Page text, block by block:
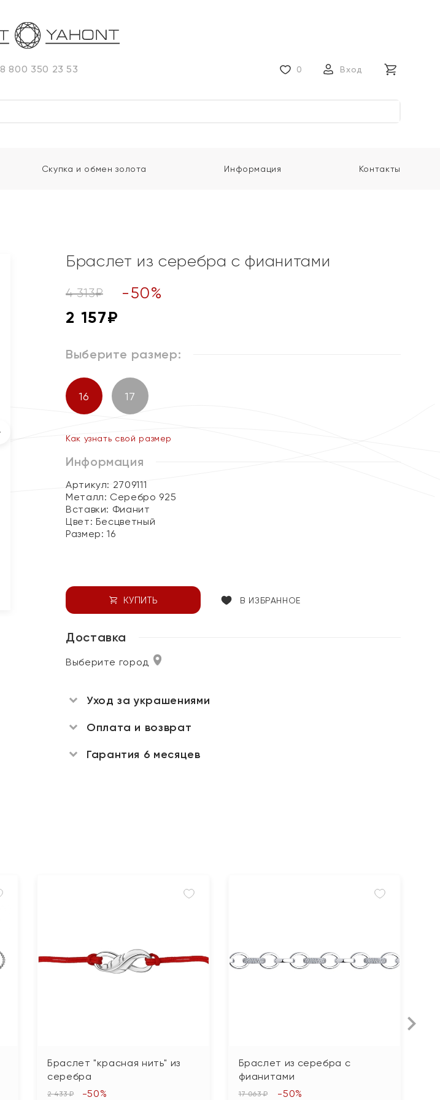
8 800 350 23 53 0 Вход
Скупка и обмен золота Информация Контакты
Браслет из серебра с фианитами
4 313₽ -50%
2 157₽
Выберите размер:
16 17
Как узнать свой размер
Информация
Артикул: 2709111
Металл: Серебро 925
Вставки: Фианит
Цвет: Бесцветный
Размер:16
КУПИТЬ В ИЗБРАННОЕ
Доставка
Выберите город
Уход за украшениями
Оплата и возврат
Гарантия 6 месяцев
Браслет "красная нить" из
серебра
2 433 ₽ -50%
Браслет из серебра с
фианитами
17 063 ₽ -50%